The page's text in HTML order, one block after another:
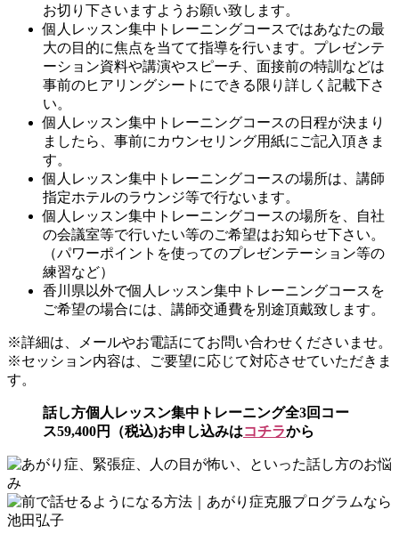
お切り下さいますようお願い致します。
個人レッスン集中トレーニングコースではあなたの最
大の目的に焦点を当てて指導を行います。プレゼンテ
ーション資料や講演やスピーチ、面接前の特訓などは
事前のヒアリングシートにできる限り詳しく記載下さ
い。
個人レッスン集中トレーニングコースの日程が決まり
ましたら、事前にカウンセリング用紙にご記入頂きま
す。
個人レッスン集中トレーニングコースの場所は、講師
指定ホテルのラウンジ等で行ないます。
個人レッスン集中トレーニングコースの場所を、自社
の会議室等で行いたい等のご希望はお知らせ下さい。
（パワーポイントを使ってのプレゼンテーション等の
練習など）
香川県以外で個人レッスン集中トレーニングコースを
ご希望の場合には、講師交通費を別途頂戴致します。
※詳細は、メールやお電話にてお問い合わせくださいませ。
※セッション内容は、ご要望に応じて対応させていただきま
す。
話し方個人レッスン集中トレーニング全3回コー
ス59,400円（税込)お申し込みはコチラから